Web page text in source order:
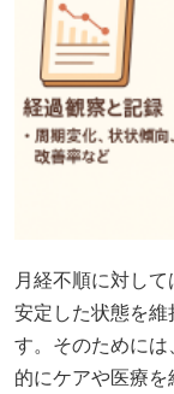
月経不順に対し
安定した状態を維
す。そのために
的にケアや医療